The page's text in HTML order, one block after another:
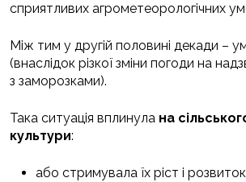
сприятливих агрометеорологічних
Між тим у другій половині декади –
(внаслідок різкої зміни погоди на
з заморозками).
Така ситуація вплинула на
культури:
або стримувала їх ріст і